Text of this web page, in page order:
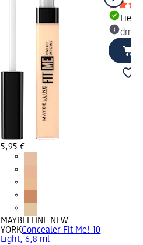
5,95 €
MAYBELLINE NEW
YORKConcealer Fit Me! 10
Light, 6,8 ml
dm